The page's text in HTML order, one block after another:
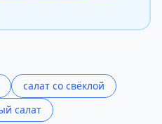
салат со свёклой
салат